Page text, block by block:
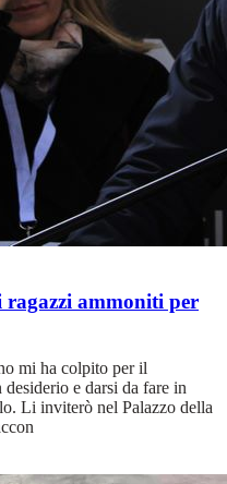
ammoniti per
mi ha colpito per il
desiderio e darsi da fare in
Li inviterò nel Palazzo della